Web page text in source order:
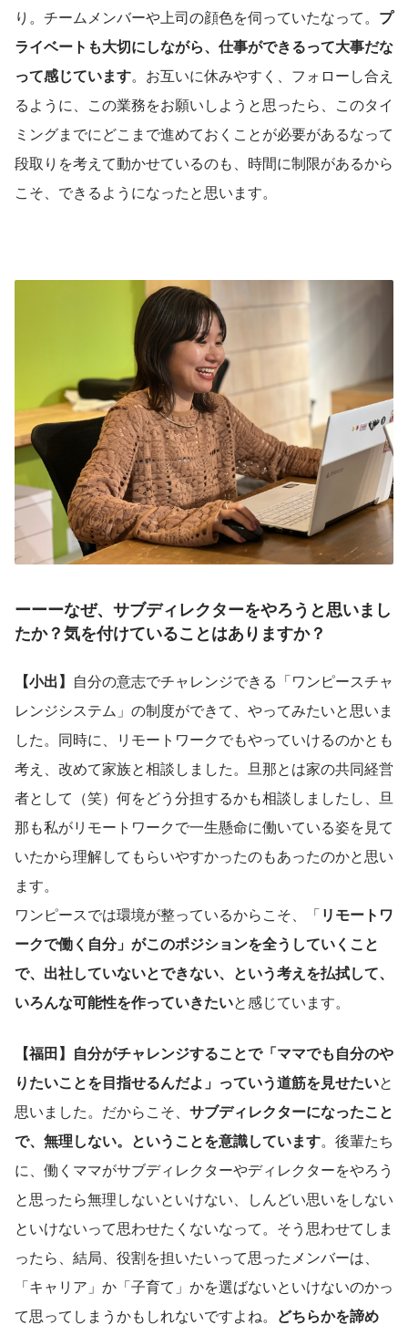
り。チームメンバーや上司の顔色を伺っていたなって。 プ
ライベートも大切にしながら、仕事ができるって大事だな
って感じています。お互いに休みやすく、フォローし合え
るように、この業務をお願いしようと思ったら、このタイ
ミングまでにどこまで進めておくことが必要があるなって
段取りを考えて動かせているのも、時間に制限があるから
こそ、できるようになったと思います。
ーーーなぜ、サブディレクターをやろうと思いまし
たか？気を付けていることはありますか？
【小出】 自分の意志でチャレンジできる「ワンピースチャ
レンジシステム」の制度ができて、やってみたいと思いま
した。同時に、リモートワークでもやっていけるのかとも
考え、改めて家族と相談しました。旦那とは家の共同経営
者として（笑）何をどう分担するかも相談しましたし、旦
那も私がリモートワークで一生懸命に働いている姿を見て
いたから理解してもらいやすかったのもあったのかと思い
ます。
ワンピースでは環境が整っているからこそ、「リモートワ
ークで働く自分」がこのポジションを全うしていくこと
で、出社していないとできない、という考えを払拭して、
いろんな可能性を作っていきたいと感じています。
【福田】自分がチャレンジすることで「ママでも自分のや
りたいことを目指せるんだよ」っていう道筋を見せたいと
思いました。だからこそ、 サブディレクターになったこと
で、無理しない。ということを意識しています。後輩たち
に、働くママがサブディレクターやディレクターをやろう
と思ったら無理しないといけない、しんどい思いをしない
といけないって思わせたくないなって。そう思わせてしま
ったら、結局、役割を担いたいって思ったメンバーは、
「キャリア」か「子育て」かを選ばないといけないのかっ
て思ってしまうかもしれないですよね。 どちらかを諦め